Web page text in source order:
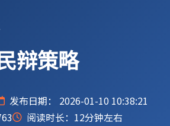
辩策略
发布日期： 2026-01-10 10:38:21
阅读时长：12分钟左右